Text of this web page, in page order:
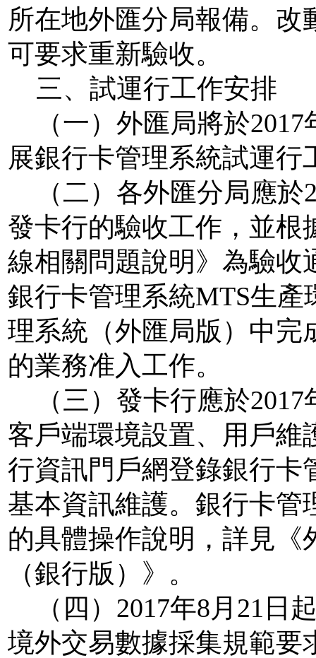
所在地外匯分局報備。
可要求重新驗收。
三、試運行工作安排
（一）外匯局將於2017
展銀行卡管理系統試運行
（二）各外匯分局應於
發卡行的驗收工作，並根
線相關問題說明》為驗收
銀行卡管理系統MTS生產
理系統（外匯局版）中完
的業務准入工作。
（三）發卡行應於2017
客戶端環境設置、用戶維
行資訊門戶網登錄銀行卡
基本資訊維護。銀行卡管
的具體操作說明，詳見《
（銀行版）》。
（四） 2017年8月 21 日
境外交易數據採集規範要